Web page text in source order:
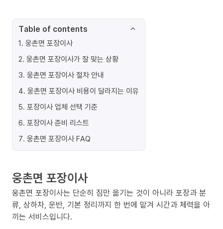
Table of contents
1. 웅촌면 포장이사
2. 웅촌면 포장이사가 잘 맞는 상황
3. 웅촌면 포장이사 절차 안내
4. 웅촌면 포장이사 비용이 달라지는 이유
5. 포장이사 업체 선택 기준
6. 포장이사 준비 리스트
7. 웅촌면 포장이사 FAQ
웅촌면 포장이사
웅촌면 포장이사는 단순히 짐만 옮기는 것이 아니라 포장과 분
류, 상하차, 운반, 기본 정리까지 한 번에 맡겨 시간과 체력을 아
끼는 서비스입니다.